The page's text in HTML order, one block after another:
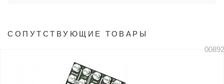
СОПУТСТВУЮЩИЕ ТОВАРЫ